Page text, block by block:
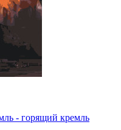
- горящий кремль